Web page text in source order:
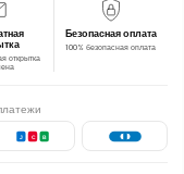
открытка
Безопасная оплата
100% безопасная оплата
J C B